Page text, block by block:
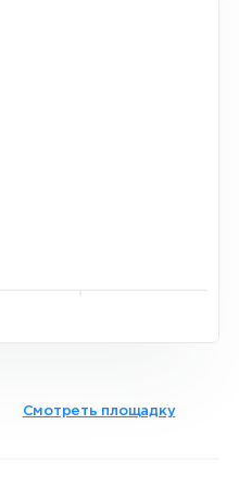
Смотреть площадку